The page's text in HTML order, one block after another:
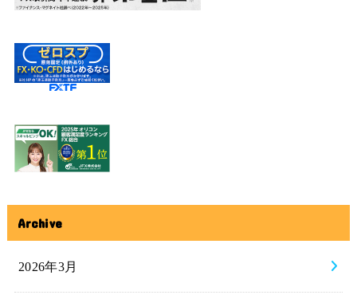
Archive
2026年3月